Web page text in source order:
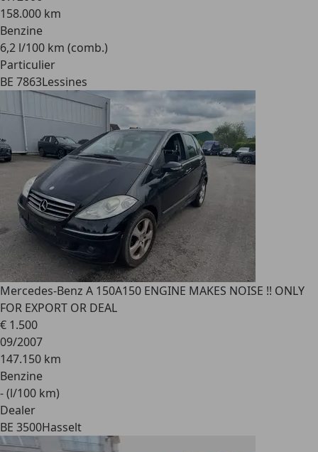
158.000 km
Benzine
6,2 l/100 km (comb.)
Particulier
BE 7863Lessines
Mercedes-Benz A 150A150 ENGINE MAKES NOISE !! ONLY
FOR EXPORT OR DEAL
€ 1.500
09/2007
147.150 km
Benzine
- (l/100 km)
Dealer
BE 3500Hasselt